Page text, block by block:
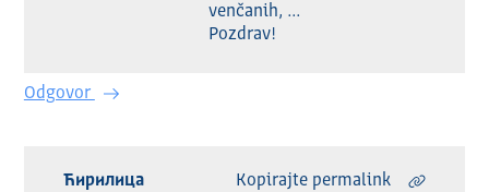
venčanih, ...
Odgovor
Ћирилица Kopirajte permalink